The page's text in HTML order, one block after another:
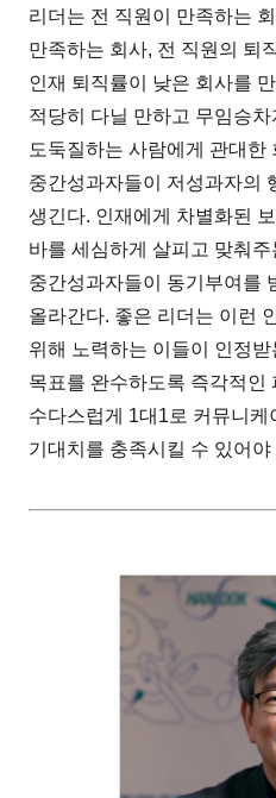
리더는 전 직원이 만족하는
만족하는 회사, 전 직원의 퇴
인재 퇴직률이 낮은 회사를
적당히 다닐 만하고 무임승
도둑질하는 사람에게 관대한
중간성과자들이 저성과자의
생긴다. 인재에게 차별화된
바를 세심하게 살피고 맞춰
중간성과자들이 동기부여를
올라간다. 좋은 리더는 이런
위해 노력하는 이들이 인정
목표를 완수하도록 즉각적인
수다스럽게 1대1로 커뮤니케
기대치를 충족시킬 수 있어야